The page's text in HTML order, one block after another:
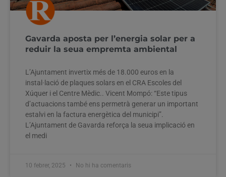
Gavarda aposta per l’energia solar per a
reduir la seua empremta ambiental
L’Ajuntament invertix més de 18.000 euros en la
instal·lació de plaques solars en el CRA Escoles del
Xúquer i el Centre Mèdic.. Vicent Mompó: “Este tipus
d’actuacions també ens permetrà generar un important
estalvi en la factura energètica del municipi”.
L’Ajuntament de Gavarda reforça la seua implicació en
el medi
10 febrer, 2025 No hi ha comentaris